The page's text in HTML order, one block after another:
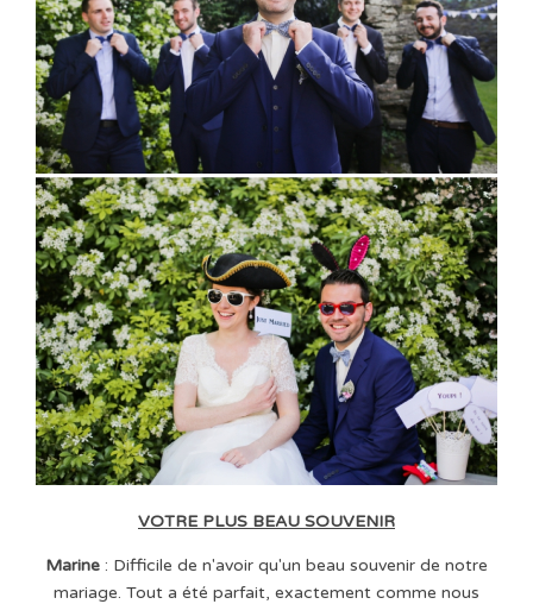
VOTRE PLUS BEAU SOUVENIR
Marine : Difficile de n'avoir qu'un beau souvenir de notre
mariage. Tout a été parfait, exactement comme nous